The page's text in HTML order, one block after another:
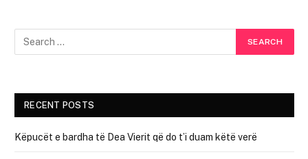
RECENT POSTS
Këpucët e bardha të Dea Vierit që do t’i duam këtë verë